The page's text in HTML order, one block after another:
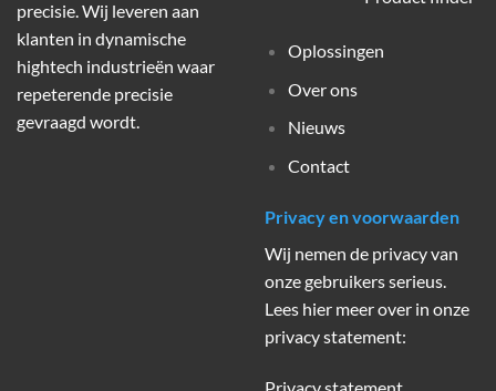
precisie. Wij leveren aan
klanten in dynamische
hightech industrieën waar
repeterende precisie
gevraagd wordt.
Oplossingen
Over ons
Nieuws
Contact
Privacy en voorwaarden
Wij nemen de privacy van
onze gebruikers serieus.
Lees hier meer over in onze
privacy statement:
Privacy statement